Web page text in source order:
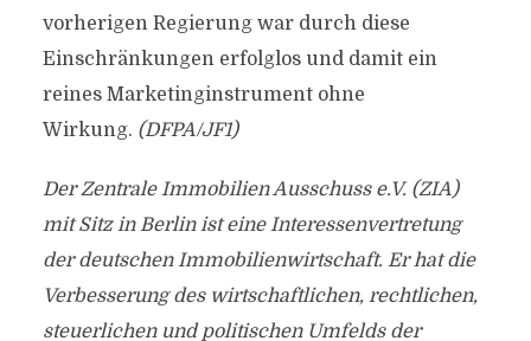
vorherigen Regierung war durch diese
Einschränkungen erfolglos und damit ein
reines Marketinginstrument ohne
Wirkung. (DFPA/JF1)
Der Zentrale Immobilien Ausschuss e.V. (ZIA)
mit Sitz in Berlin ist eine Interessenvertretung
der deutschen Immobilienwirtschaft. Er hat die
Verbesserung des wirtschaftlichen, rechtlichen,
steuerlichen und politischen Umfelds der